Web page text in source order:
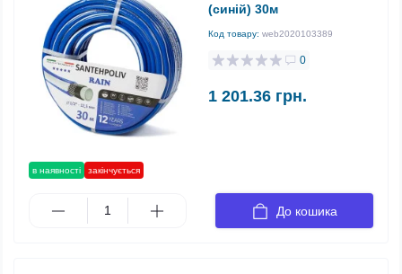
в наявності закінчується
(синій) 30м
Код товару: web2020103389
0
1 201.36 грн.
До кошика